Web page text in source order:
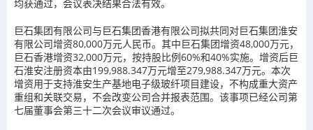
均获通过，会议表决结果合法有效。
巨石集团有限公司与巨石集团香港有限公司拟共同对巨石集团淮安
有限公司增资80,000万元人民币。其中巨石集团增资48,000万元，
巨石香港增资32,000万元，按持股比例60%和40%实施。增资后巨
石淮安注册资本由199,988.347万元增至279,988.347万元。本次
增资用于支持淮安生产基地电子级玻纤项目建设，不构成重大资产
重组和关联交易，不会改变公司合并报表范围。该事项已经公司第
七届董事会第三十二次会议审议通过。